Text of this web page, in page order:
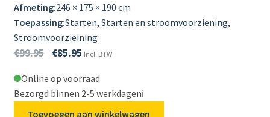
Afmeting:246 × 175 × 190 cm
Toepassing:Starten, Starten en stroomvoorziening,
Stroomvoorzieining
€99.95 €85.95 Incl. BTW
Online op voorraad
Bezorgd binnen 2-5 werkdagenℹ️
Toevoegen aan winkelwagen